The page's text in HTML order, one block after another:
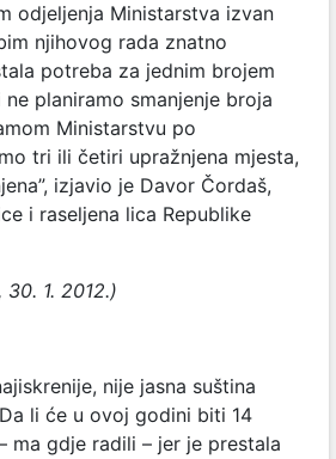
odjeljenja Ministarstva izvan
njihovog rada znatno
potreba za jednim brojem
planiramo smanjenje broja
Ministarstvu po
tri ili četiri upražnjena mjesta,
izjavio je Davor Čordaš,
i raseljena lica Republike
1. 2012.)
nije jasna suština
li će u ovoj godini biti 14
ma gdje radili – jer je prestala